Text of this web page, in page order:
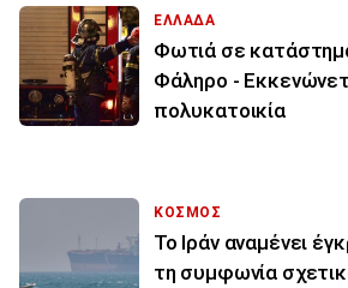
ΕΛΛΑΔΑ
Φωτιά σε
Φάληρο -
πολυκατοικία
ΚΟΣΜΟΣ
Το Ιράν αναμένει
τη συμφωνία